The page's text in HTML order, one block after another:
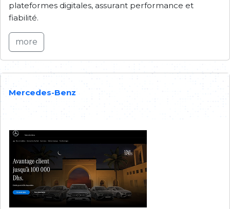
plateformes digitales, assurant performance et
fiabilité.
more
Mercedes-Benz